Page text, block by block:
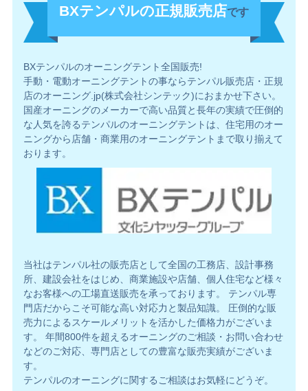
BXテンパルの正規販売店です
BXテンパルのオーニングテント全国販売!
手動・電動オーニングテントの事ならテンパル販売店・正規
店のオーニング.jp(株式会社シンテック)におまかせ下さい。
国産オーニングのメーカーで高い品質と長年の実績で圧倒的
な人気を誇るテンパルのオーニングテントは、住宅用のオー
ニングから店舗・商業用のオーニングテントまで取り揃えて
おります。
当社はテンパル社の販売店として全国の工務店、設計事務
所、建設会社をはじめ、商業施設や店舗、個人住宅など様々
なお客様への工場直送販売を承っております。 テンパル専
門店だからこそ可能な高い対応力と製品知識。 圧倒的な販
売力によるスケールメリットを活かした価格力がございま
す。 年間800件を超えるオーニングのご相談・お問い合わせ
などのご対応、専門店としての豊富な販売実績がございま
す。
テンパルのオーニングに関するご相談はお気軽にどうぞ。